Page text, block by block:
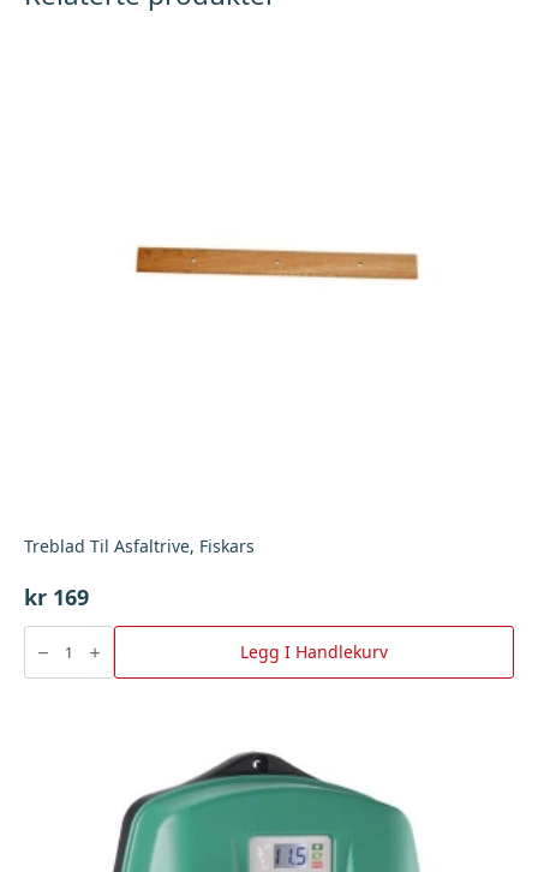
Treblad Til Asfaltrive, Fiskars
kr 169
Treblad
Asfaltrive,
Fiskars
Legg I Handlekurv